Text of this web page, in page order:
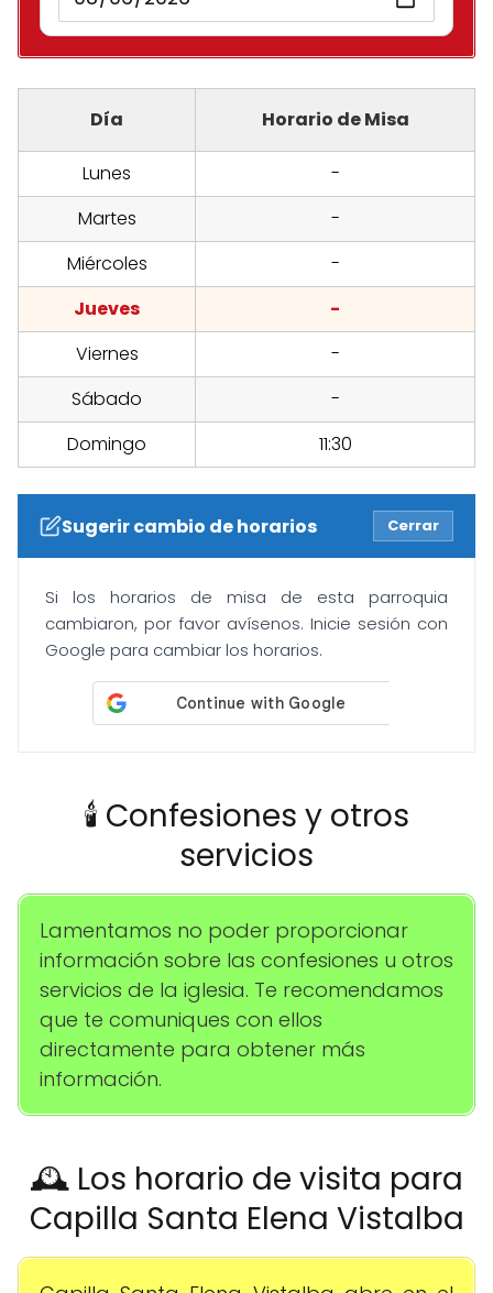
Día Horario de Misa
Lunes
-
Martes
-
Miércoles
-
Jueves
-
Viernes
-
Sábado
-
Domingo
11:30
Sugerir cambio de horarios Cerrar
Si los horarios de misa de esta parroquia
cambiaron, por favor avísenos. Inicie sesión con
Google para cambiar los horarios.
🕯️ Confesiones y otros
servicios
Lamentamos no poder proporcionar
información sobre las confesiones u otros
servicios de la iglesia. Te recomendamos
que te comuniques con ellos
directamente para obtener más
información.
🕰️ Los horario de visita para
Capilla Santa Elena Vistalba